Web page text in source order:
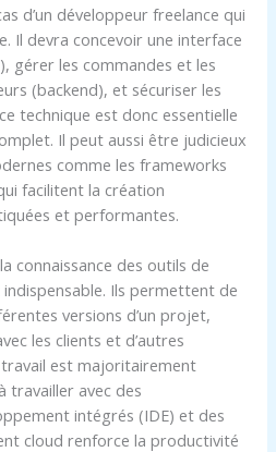
d’un développeur freelance qui
Il devra concevoir une interface
gérer les commandes et les
(backend), et sécuriser les
technique est donc essentielle
Il peut aussi être judicieux
comme les frameworks
facilitent la création
et performantes.
connaissance des outils de
Ils permettent de
versions d’un projet,
les clients et d’autres
est majoritairement
travailler avec des
intégrés (IDE) et des
cloud renforce la productivité